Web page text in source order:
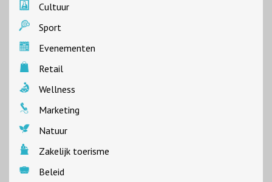
Cultuur
Sport
Evenementen
Retail
Wellness
Marketing
Natuur
Zakelijk toerisme
Beleid